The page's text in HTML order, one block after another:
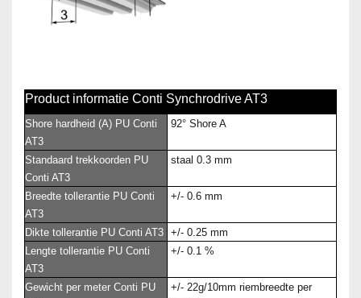
Product informatie Conti Synchrodrive AT3
Shore hardheid (A) PU Conti
AT3
92° Shore A
Standaard trekkoorden PU
Conti AT3
staal 0.3 mm
Breedte tollerantie PU Conti
AT3
+/- 0.6 mm
Dikte tollerantie PU Conti AT3 +/- 0.25 mm
Lengte tollerantie PU Conti
AT3
+/- 0.1 %
Gewicht per meter Conti PU
+/- 22g/10mm riembreedte per